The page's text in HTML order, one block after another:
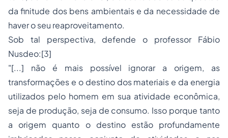
da finitude dos bens ambientais e da necessidade de
haver o seu reaproveitamento.
Sob tal perspectiva, defende o professor Fábio
Nusdeo:[3]
"[...] não é mais possível ignorar a origem, as
transformações e o destino dos materiais e da energia
utilizados pelo homem em sua atividade econômica,
seja de produção, seja de consumo. Isso porque tanto
a origem quanto o destino estão profundamente